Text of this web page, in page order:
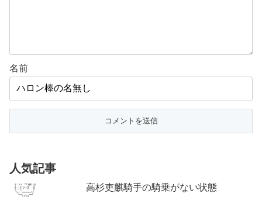
名前
人気記事
高杉吏麒騎手の騎乗がない状態